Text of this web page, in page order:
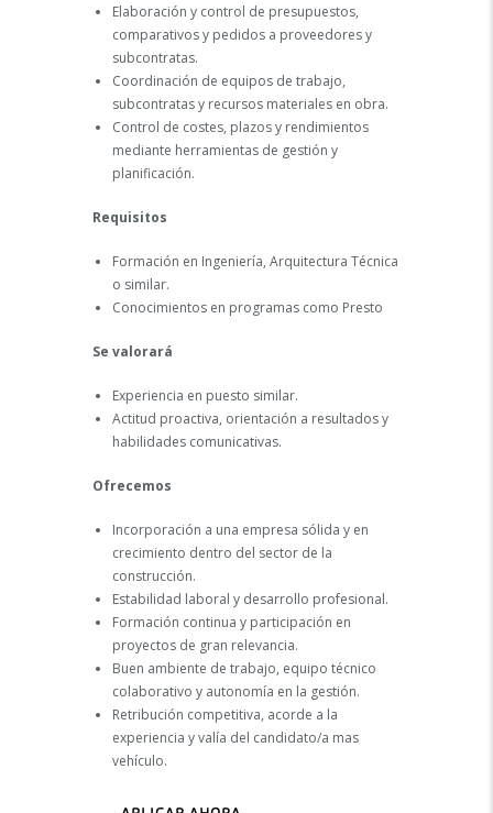
Elaboración y control de presupuestos,
comparativos y pedidos a proveedores y
subcontratas.
Coordinación de equipos de trabajo,
subcontratas y recursos materiales en obra.
Control de costes, plazos y rendimientos
mediante herramientas de gestión y
planificación.
Requisitos
Formación en Ingeniería, Arquitectura Técnica
o similar.
Conocimientos en programas como Presto
Se valorará
Experiencia en puesto similar.
Actitud proactiva, orientación a resultados y
habilidades comunicativas.
Ofrecemos
Incorporación a una empresa sólida y en
crecimiento dentro del sector de la
construcción.
Estabilidad laboral y desarrollo profesional.
Formación continua y participación en
proyectos de gran relevancia.
Buen ambiente de trabajo, equipo técnico
colaborativo y autonomía en la gestión.
Retribución competitiva, acorde a la
experiencia y valía del candidato/a mas
vehículo.